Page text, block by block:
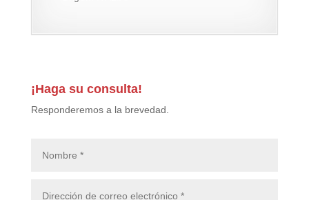
¡Haga su consulta!
Responderemos a la brevedad.